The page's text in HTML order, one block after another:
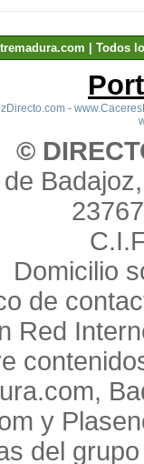
| Todos
-
©
Domicilio
de
Red
y
del